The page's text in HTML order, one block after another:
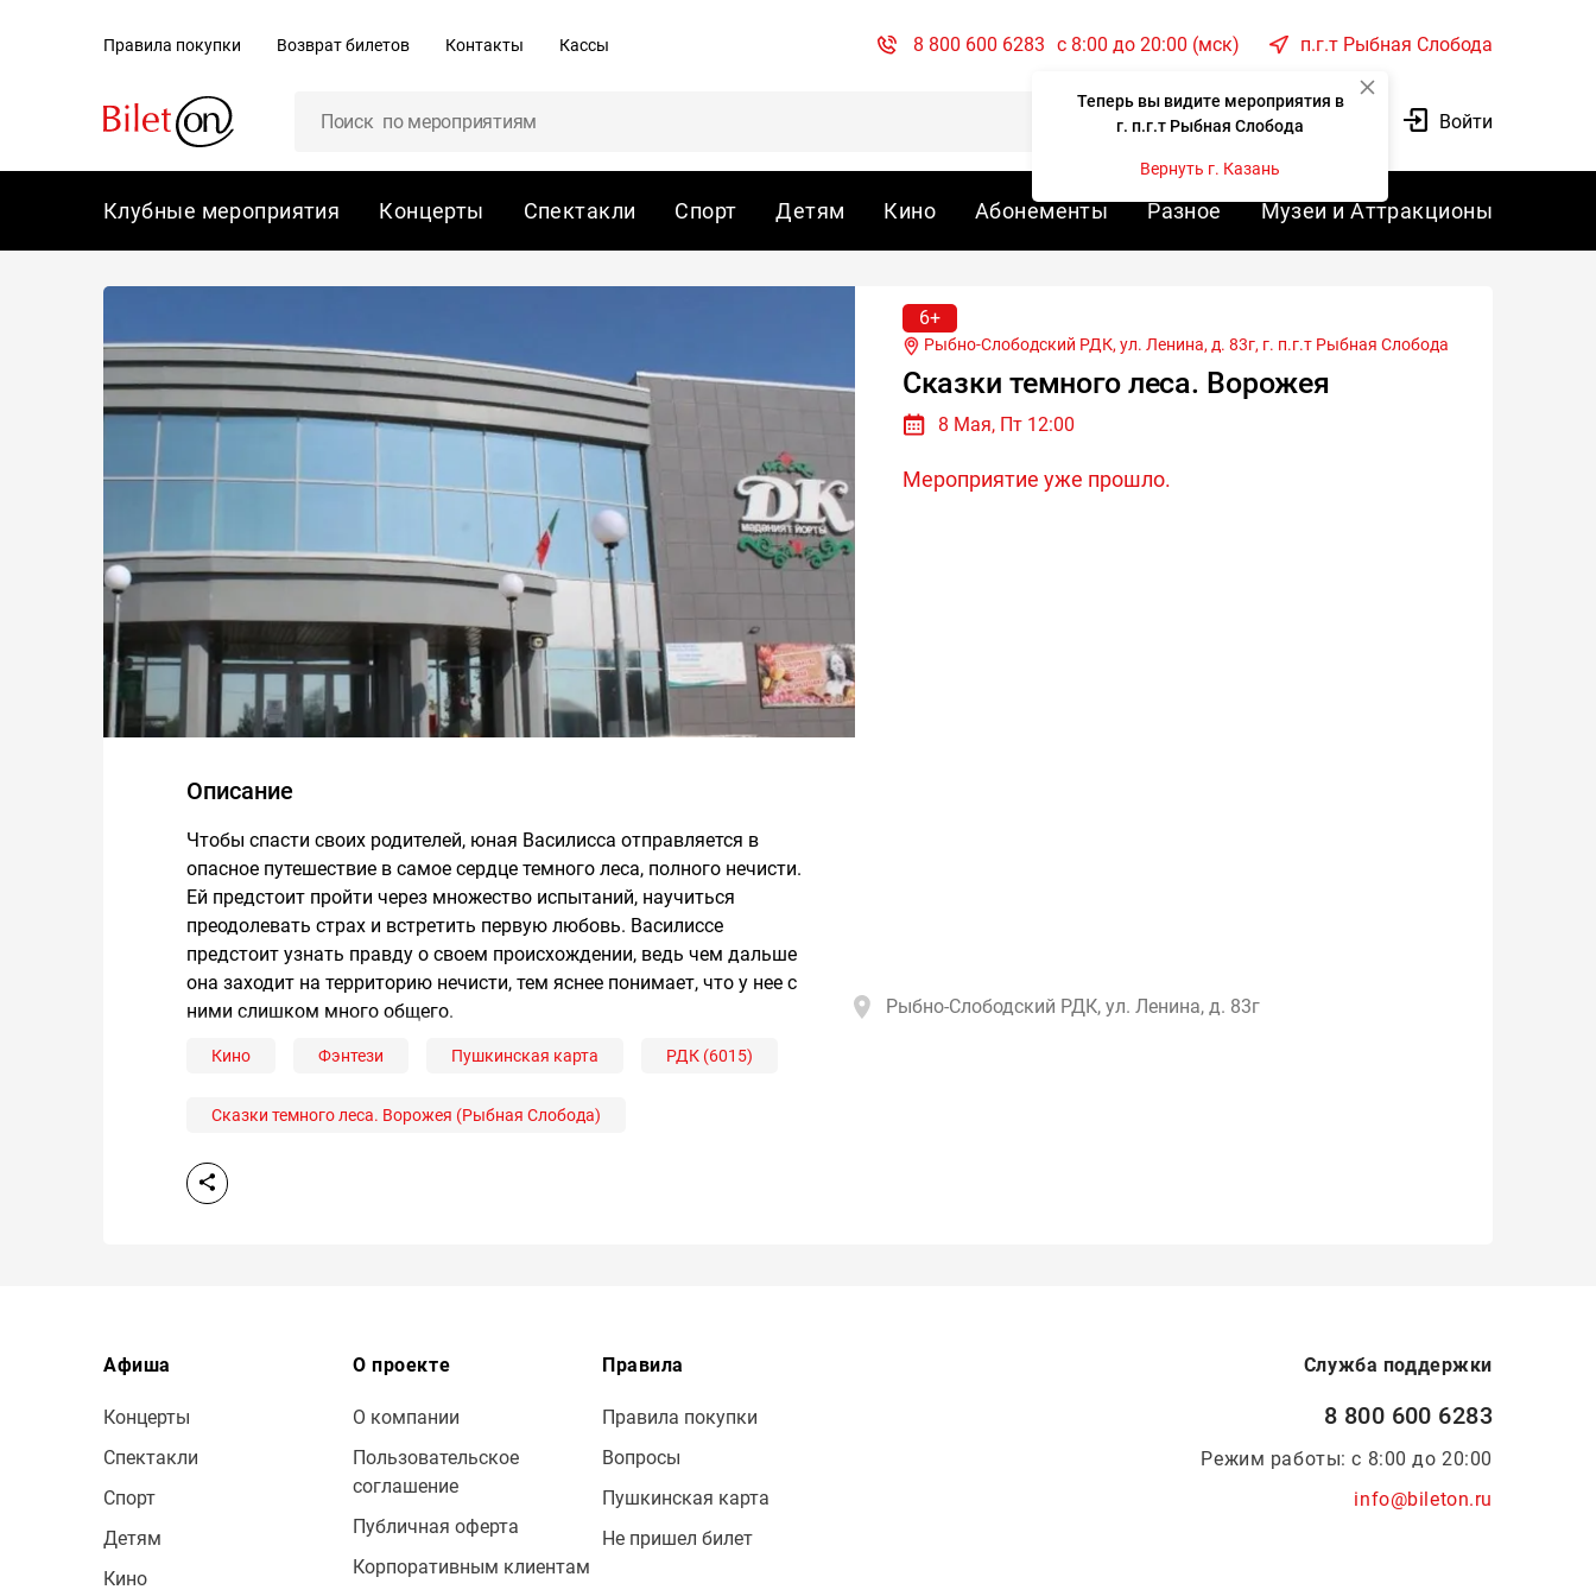
Правила покупки Возврат билетов Контакты Кассы 8 800 600 6283 c 8:00 до 20:00 (мск) п.г.т Рыбная Слобода
Теперь вы видите мероприятия в
г. п.г.т Рыбная Слобода
Вернуть г. Казань
Войти
Клубные мероприятия Концерты Спектакли Спорт Детям Кино Абонементы Разное Музеи и Аттракционы
6+
Рыбно-Слободский РДК, ул. Ленина, д. 83г, г. п.г.т Рыбная Слобода
Сказки темного леса. Ворожея
8 Мая, Пт 12:00
Мероприятие уже прошло.
Описание
Чтобы спасти своих родителей, юная Василисса отправляется в
опасное путешествие в самое сердце темного леса, полного нечисти.
Ей предстоит пройти через множество испытаний, научиться
преодолевать страх и встретить первую любовь. Василиссе
предстоит узнать правду о своем происхождении, ведь чем дальше
она заходит на территорию нечисти, тем яснее понимает, что у нее с
ними слишком много общего.
Кино Фэнтези Пушкинская карта РДК (6015)
Сказки темного леса. Ворожея (Рыбная Слобода)
Рыбно-Слободский РДК, ул. Ленина, д. 83г
Афиша
Концерты
Спектакли
Спорт
Детям
Кино
О проекте
О компании
Пользовательское
соглашение
Публичная оферта
Корпоративным клиентам
Правила
Правила покупки
Вопросы
Пушкинская карта
Не пришел билет
Служба поддержки
8 800 600 6283
Режим работы: с 8:00 до 20:00
info@bileton.ru